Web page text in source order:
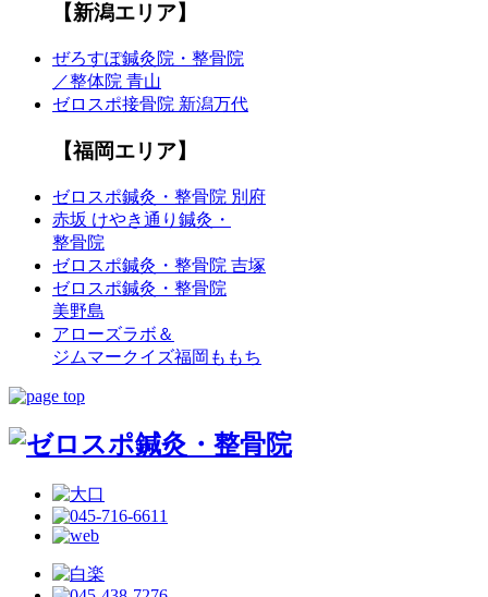
【新潟エリア】
ぜろすぽ鍼灸院・整骨院
／整体院 青山
ゼロスポ接骨院 新潟万代
【福岡エリア】
ゼロスポ鍼灸・整骨院 別府
赤坂 けやき通り鍼灸・
整骨院
ゼロスポ鍼灸・整骨院 吉塚
ゼロスポ鍼灸・整骨院
美野島
アローズラボ＆
ジムマークイズ福岡ももち